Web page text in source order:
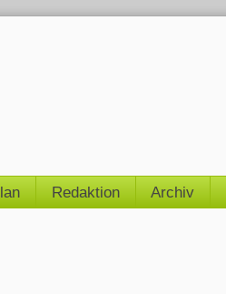
Redaktion Archiv